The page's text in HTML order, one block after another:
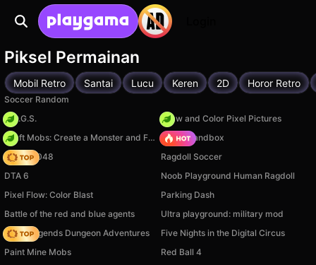
Piksel Permainan
Mobil Retro Santai Lucu Keren 2D Horor Retro
Soccer Random
H.O.G.S.
Draw and Color Pixel Pictures
Craft Mobs: Create a Monster and Fight! Melon Sandbox
Snake 2048
Ragdoll Soccer
DTA 6
Noob Playground Human Ragdoll
Pixel Flow: Color Blast
Parking Dash
Battle of the red and blue agents
Ultra playground: military mod
Noob Legends Dungeon Adventures
Five Nights in the Digital Circus
Paint Mine Mobs
Red Ball 4